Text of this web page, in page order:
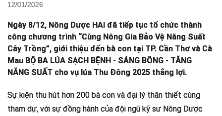
12/01/2026
Ngày 8/12, Nông Dược HAI đã tiếp tục tổ chức thành
công chương trình “Cùng Nông Gia Bảo Vệ Năng Suất
Cây Trồng”, giới thiệu đến bà con tại TP. Cần Thơ và Cà
Mau BỘ BA LÚA SẠCH BỆNH - SÁNG BÔNG - TĂNG
NĂNG SUẤT cho vụ lúa Thu Đông 2025 thắng lợi.
Sự kiện thu hút hơn 200 bà con và đại lý thân thiết cùng
tham dự, với sự đồng hành của đội ngũ kỹ sư Nông Dược